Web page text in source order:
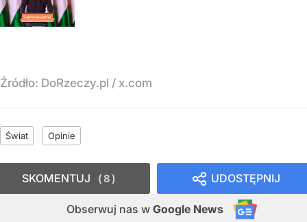
Źródło: DoRzeczy.pl / x.com
Świat Opinie
UDOSTĘPNIJ
Obserwuj nas w Google News
SKOMENTUJ 8